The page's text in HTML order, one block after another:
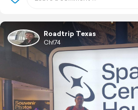
Roadtrip Texas
Chf74